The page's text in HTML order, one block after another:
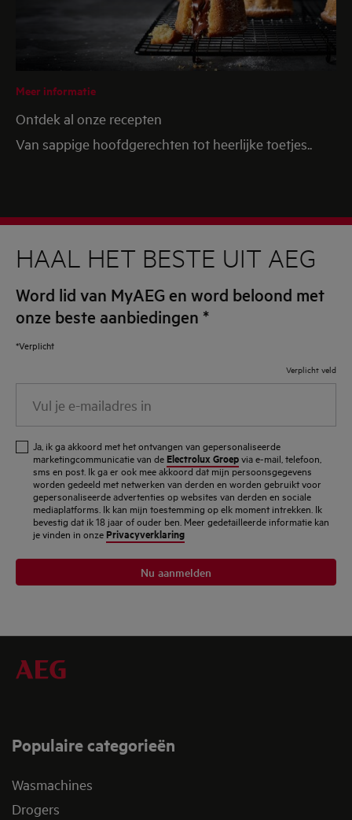
Meer informatie
Ontdek al onze recepten
Van sappige hoofdgerechten tot heerlijke toetjes..
HAAL HET BESTE UIT AEG
Word lid van MyAEG en word beloond met
onze beste aanbiedingen *
*Verplicht
Verplicht veld
mailadres
Ja, ik ga akkoord met het ontvangen van gepersonaliseerde
marketingcommunicatie van de Electrolux Groepvia e-mail, telefoon,
sms en post. Ik ga er ook mee akkoord dat mijn persoonsgegevens
worden gedeeld met netwerken van derden en worden gebruikt voor
gepersonaliseerde advertenties op websites van derden en sociale
mediaplatforms. Ik kan mijn toestemming op elk moment intrekken. Ik
bevestig dat ik 18 jaar of ouder ben. Meer gedetailleerde informatie kan
je vinden in onze Privacyverklaring
Nu aanmelden
Populaire categorieën
Wasmachines
Drogers